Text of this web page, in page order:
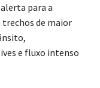
para a
de maior
e fluxo intenso